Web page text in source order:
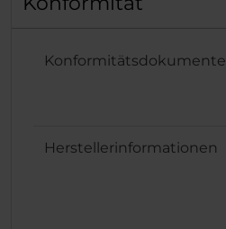
Konformitätsdokumente
Herstellerinformationen